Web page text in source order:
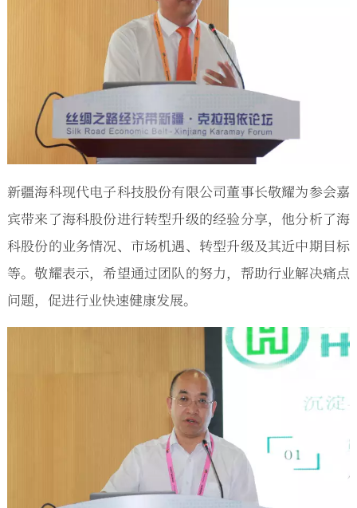
新疆海科现代电子科技股份有限公司董事长敬耀为参会嘉
宾带来了海科股份进行转型升级的经验分享，他分析了海
科股份的业务情况、市场机遇、转型升级及其近中期目标
等。敬耀表示，希望通过团队的努力，帮助行业解决痛点
问题，促进行业快速健康发展。